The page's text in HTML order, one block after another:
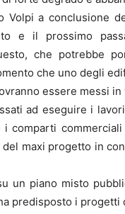
a conclusione
e il prossimo
che potrebbe
che uno degli
essere messi
ad eseguire i
comparti
maxi progetto in
un piano misto
predisposto i